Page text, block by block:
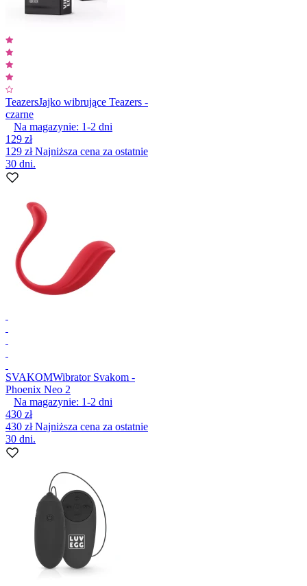
TeazersJajko wibrujące Teazers -
czarne
Na magazynie: 1-2 dni
129 zł
129 złNajniższa cena za ostatnie
30 dni.
SVAKOMWibrator Svakom -
Phoenix Neo 2
Na magazynie: 1-2 dni
430 zł
430 złNajniższa cena za ostatnie
30 dni.